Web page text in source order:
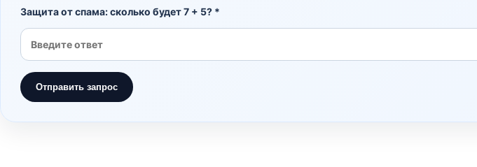
Защита от спама: сколько будет 7 + 5? *
Отправить запрос